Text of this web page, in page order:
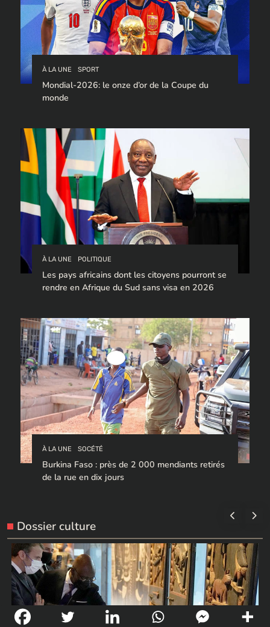
À LA UNE SPORT
Mondial-2026: le onze d’or de la Coupe du
monde
À LA UNE POLITIQUE
Les pays africains dont les citoyens pourront se
rendre en Afrique du Sud sans visa en 2026
À LA UNE SOCÉTÉ
Burkina Faso : près de 2 000 mendiants retirés
de la rue en dix jours
Dossier culture